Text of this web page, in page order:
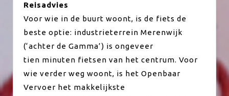
Reisadvies
Voor wie in de buurt woont, is de fiets de
beste optie: industrieterrein Merenwijk
(‘achter de Gamma’) is ongeveer
tien minuten fietsen van het centrum. Voor
wie verder weg woont, is het Openbaar
Vervoer het makkelijkste